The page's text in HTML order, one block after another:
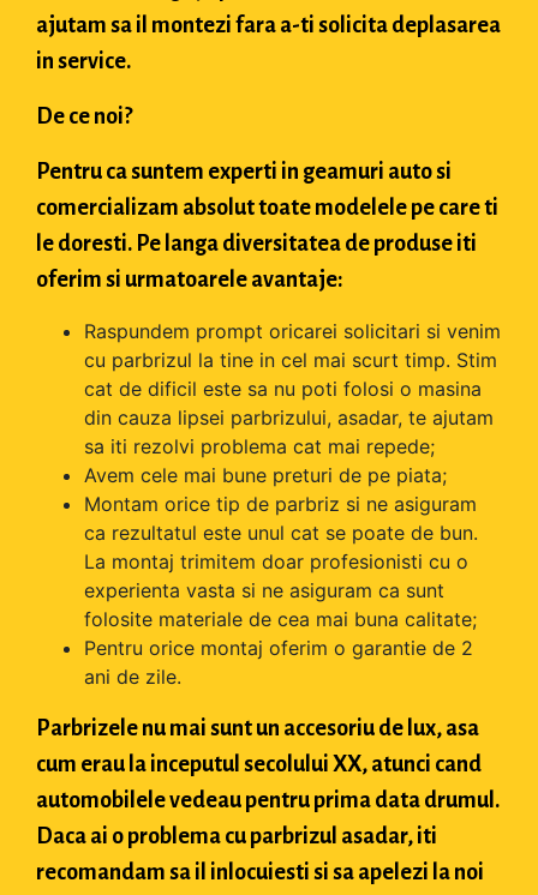
ajutam sa il montezi fara a-ti solicita deplasarea
in service.
De ce noi?
Pentru ca suntem experti in geamuri auto si
comercializam absolut toate modelele pe care ti
le doresti. Pe langa diversitatea de produse iti
oferim si urmatoarele avantaje:
Raspundem prompt oricarei solicitari si venim
cu parbrizul la tine in cel mai scurt timp. Stim
cat de dificil este sa nu poti folosi o masina
din cauza lipsei parbrizului, asadar, te ajutam
sa iti rezolvi problema cat mai repede;
Avem cele mai bune preturi de pe piata;
Montam orice tip de parbriz si ne asiguram
ca rezultatul este unul cat se poate de bun.
La montaj trimitem doar profesionisti cu o
experienta vasta si ne asiguram ca sunt
folosite materiale de cea mai buna calitate;
Pentru orice montaj oferim o garantie de 2
ani de zile.
Parbrizele nu mai sunt un accesoriu de lux, asa
cum erau la inceputul secolului XX, atunci cand
automobilele vedeau pentru prima data drumul.
Daca ai o problema cu parbrizul asadar, iti
recomandam sa il inlocuiesti si sa apelezi la noi